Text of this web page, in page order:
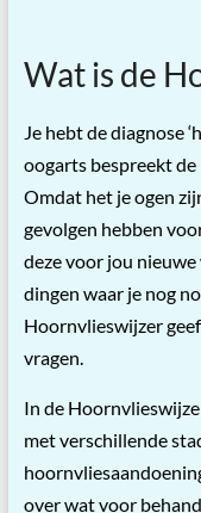
Wat is de
Je hebt de diagnose
oogarts bespreekt
Omdat het je ogen
gevolgen hebben
deze voor jou
dingen waar je nog
Hoornvlieswijzer
vragen.
In de
met verschillende
over wat voor